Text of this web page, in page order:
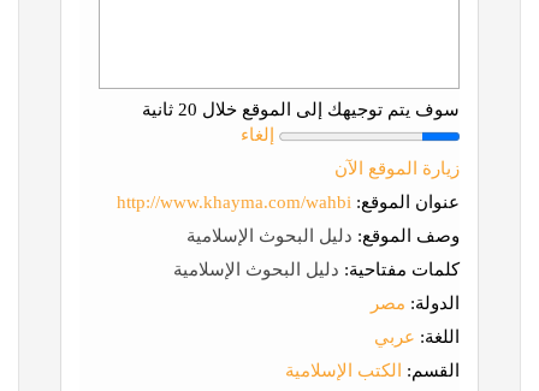
سوف يتم توجيهك إلى الموقع خلال 20 ثانية
إلغاء
زيارة الموقع الآن
عنوان الموقع: http://www.khayma.com/wahbi
وصف الموقع: دليل البحوث الإسلامية
كلمات مفتاحية: دليل البحوث الإسلامية
الدولة: مصر
اللغة: عربي
القسم:
الكتب الإسلامية